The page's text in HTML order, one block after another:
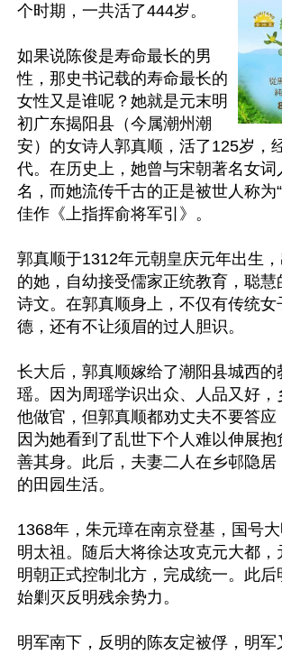
个时期，一共活了444岁。
如果说陈俊是寿命最长的男
性，那史书记载的寿命最长的
女性又是谁呢？她就是元末明
初广东揭阳县（今属潮州潮
安）的女诗人郭真顺，活了125岁，
代。在历史上，她曾与宋朝著名女词
名，而她流传千古的正是被世人称为
佳作《上指挥俞将军引》。
郭真顺于1312年元朝皇庆元年出生
的她，自幼接受儒家正统教育，聪慧
诗文。在郭真顺身上，不仅有传统女
德，还有不让须眉的过人胆识。
长大后，郭真顺嫁给了潮阳县城西的
瑶。因为周瑶学识出众、人品又好，
他做官，但郭真顺都劝丈夫不要答应
因为她看到了乱世下个人难以伸展抱
善其身。此后，夫妻二人在乡邨隐居
的田园生活。
1368年，朱元璋在南京登基，国号
明太祖。随后大将徐达攻克元大都，
明朝正式控制北方，完成统一。此后
始剿灭反明残余势力。
明军南下，反明的陈友定被俘，明军